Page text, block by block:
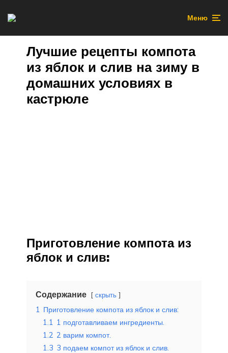
Меню
Лучшие рецепты компота
из яблок и слив на зиму в
домашних условиях в
кастрюле
Приготовление компота из
яблок и слив:
Содержание скрыть
1 Приготовление компота из яблок и слив:
1.1 1 подготавливаем ингредиенты.
1.2 2 варим компот.
1.3 3 подаем компот из яблок и слив.